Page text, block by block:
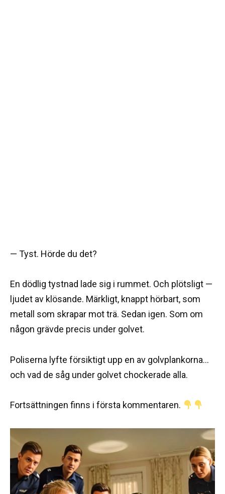
— Tyst. Hörde du det?
En dödlig tystnad lade sig i rummet. Och plötsligt —
ljudet av klösande. Märkligt, knappt hörbart, som
metall som skrapar mot trä. Sedan igen. Som om
någon grävde precis under golvet.
Poliserna lyfte försiktigt upp en av golvplankorna…
och vad de såg under golvet chockerade alla.
Fortsättningen finns i första kommentaren.